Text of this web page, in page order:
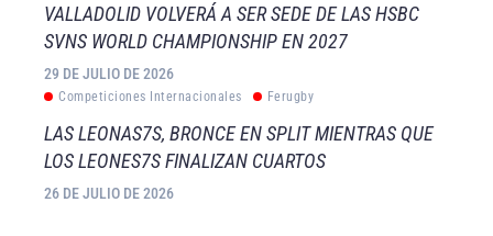
VALLADOLID VOLVERÁ A SER SEDE DE LAS HSBC
SVNS WORLD CHAMPIONSHIP EN 2027
29 DE JULIO DE 2026
Competiciones Internacionales Ferugby
LAS LEONAS7S, BRONCE EN SPLIT MIENTRAS QUE
LOS LEONES7S FINALIZAN CUARTOS
26 DE JULIO DE 2026